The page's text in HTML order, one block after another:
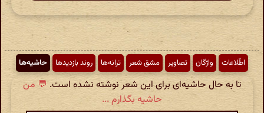
اطّلاعات واژگان تصاویر مشق شعر ترانه‌ها روند بازدیدها حاشیه‌ها
تا به حال حاشیه‌ای برای این شعر نوشته نشده است. 💬 من
حاشیه بگذارم ...